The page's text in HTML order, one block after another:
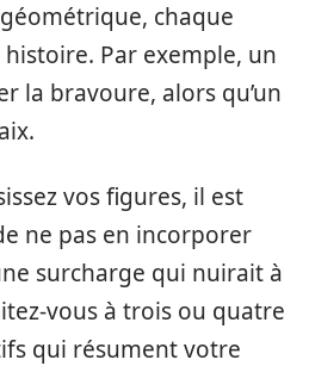
chaque
Par exemple, un
la bravoure, alors qu’un
vos figures, il est
ne pas en incorporer
surcharge qui nuirait à
vous à trois ou quatre
qui résument votre